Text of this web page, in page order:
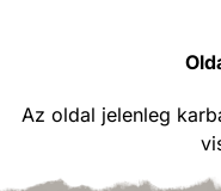
Az oldal jelenleg